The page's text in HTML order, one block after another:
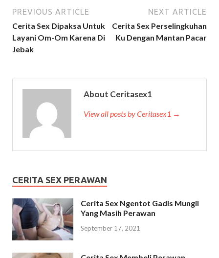
PREVIOUS ARTICLE
Cerita Sex Dipaksa Untuk
Layani Om-Om Karena Di
Jebak
NEXT ARTICLE
Cerita Sex Perselingkuhan
Ku Dengan Mantan Pacar
About Ceritasex1
View all posts by Ceritasex1 →
CERITA SEX PERAWAN
Cerita Sex Ngentot Gadis Mungil
Yang Masih Perawan
September 17, 2021